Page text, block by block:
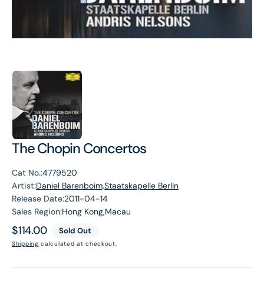
The Chopin Concertos
Cat No.:4779520
Artist:Daniel Barenboim,Staatskapelle Berlin
Release Date:2011-04-14
Sales Region:Hong Kong,Macau
Regular
price
$114.00 Sold Out
Shipping calculated at checkout.